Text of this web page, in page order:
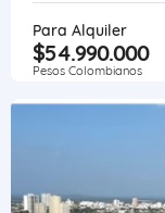
Para Alquiler
$54.990.000
Pesos Colombianos